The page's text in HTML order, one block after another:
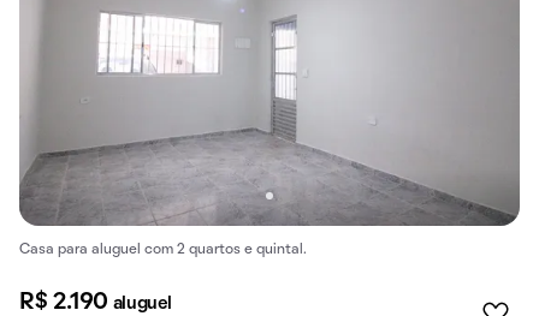
Casa para aluguel com 2 quartos e quintal.
R$ 2.190 aluguel